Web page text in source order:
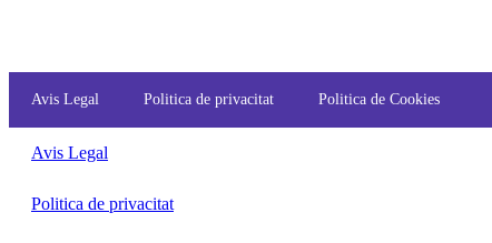
Avis Legal Politica de privacitat Politica de Cookies
Avis Legal
Politica de privacitat